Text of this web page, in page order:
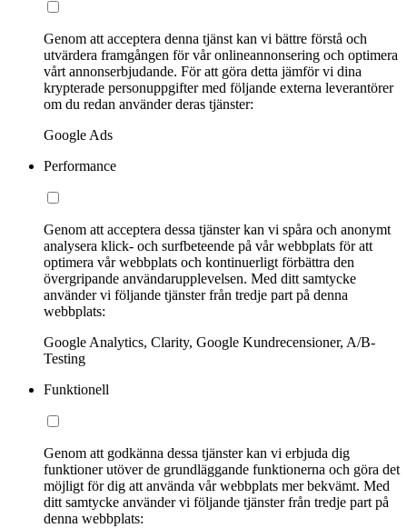
Genom att acceptera denna tjänst kan vi bättre förstå och
utvärdera framgången för vår onlineannonsering och optimera
vårt annonserbjudande. För att göra detta jämför vi dina
krypterade personuppgifter med följande externa leverantörer
om du redan använder deras tjänster:
Google Ads
Performance
Genom att acceptera dessa tjänster kan vi spåra och anonymt
analysera klick- och surfbeteende på vår webbplats för att
optimera vår webbplats och kontinuerligt förbättra den
övergripande användarupplevelsen. Med ditt samtycke
använder vi följande tjänster från tredje part på denna
webbplats:
Google Analytics, Clarity, Google Kundrecensioner, A/B-
Testing
Funktionell
Genom att godkänna dessa tjänster kan vi erbjuda dig
funktioner utöver de grundläggande funktionerna och göra det
möjligt för dig att använda vår webbplats mer bekvämt. Med
ditt samtycke använder vi följande tjänster från tredje part på
denna webbplats: